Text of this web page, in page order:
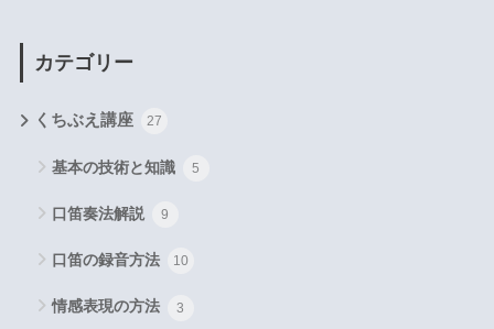
カテゴリー
くちぶえ講座 27
基本の技術と知識 5
口笛奏法解説 9
口笛の録音方法 10
情感表現の方法 3